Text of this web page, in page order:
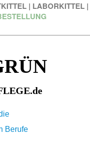
| LABORKITTEL |
Berufe